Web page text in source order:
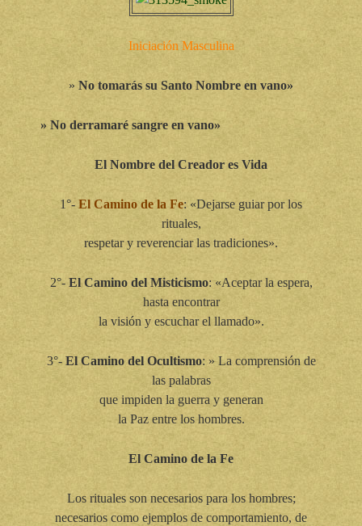
Iniciación Masculina
» No tomarás su Santo Nombre en vano»
» No derramaré sangre en vano»
El Nombre del Creador es Vida
1°- El Camino de la Fe: «Dejarse guiar por los
rituales,
respetar y reverenciar las tradiciones».
2°- El Camino del Misticismo: «Aceptar la espera,
hasta encontrar
la visión y escuchar el llamado».
3°- El Camino del Ocultismo: » La comprensión de
las palabras
que impiden la guerra y generan
la Paz entre los hombres.
El Camino de la Fe
Los rituales son necesarios para los hombres;
necesarios como ejemplos de comportamiento, de